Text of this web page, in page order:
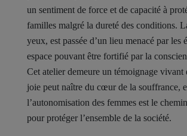
un sentiment de force et de capacité à
familles malgré la dureté des conditions.
yeux, est passée d’un lieu menacé par les
espace pouvant être fortifié par la
Cet atelier demeure un témoignage vivant
joie peut naître du cœur de la souffrance,
l’autonomisation des femmes est le
pour protéger l’ensemble de la société.